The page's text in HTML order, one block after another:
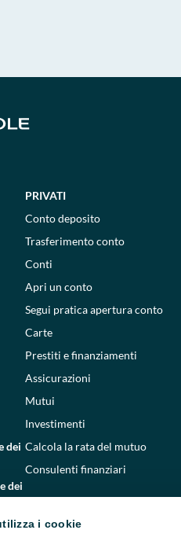
i cookie
dei
dei
PRIVATI
Conto deposito
Trasferimento conto
Conti
Apri un conto
Segui pratica apertura conto
Carte
Prestiti e finanziamenti
Assicurazioni
Mutui
Investimenti
Calcola la rata del mutuo
Consulenti finanziari